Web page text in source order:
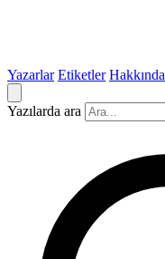
Yazarlar Etiketler Hakkında
Yazılarda ara